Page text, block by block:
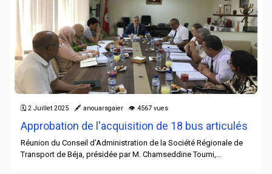
🗓 2 Juillet 2025 🖋 anouarsgaier 👁 4567 vues
Approbation de l'acquisition de 18 bus articulés
Réunion du Conseil d’Administration de la Société Régionale de
Transport de Béja, présidée par M. Chamseddine Toumi,...